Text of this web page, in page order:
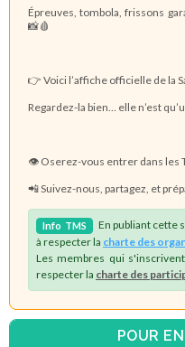
Épreuves, tombola, frissons
📸🩸
👉 Voici l’affiche officielle de la
Regardez-la bien… elle n’est
👁️ Oserez-vous entrer dans les
📲 Suivez-nous, partagez, et
Info TMS En publiant cette
à respecter la charte des
Les membres qui
respecter la charte des
POUR